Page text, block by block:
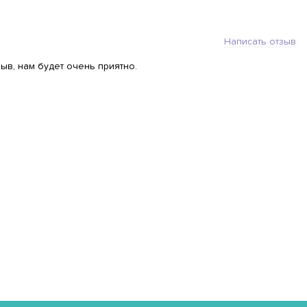
Написать отзыв
нам будет очень приятно.